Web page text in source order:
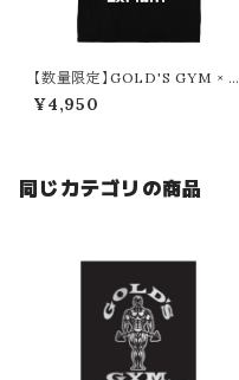
【数量限定】GOLD'S GYM × E
XFIGHT コットンスラブタンク
¥4,950
同じカテゴリの商品